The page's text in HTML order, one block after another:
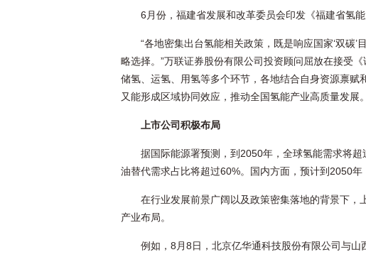
6月份，福建省发展和改革委员会印发《福建省氢
“各地密集出台氢能相关政策，既是响应国家‘双碳
略选择。”万联证券股份有限公司投资顾问屈放在接受
储氢、运氢、用氢等多个环节，各地结合自身资源禀赋
又能形成区域协同效应，推动全国氢能产业高质量发展。
上市公司积极布局
据国际能源署预测，到2050年，全球氢能需求将
油替代需求占比将超过60%。国内方面，预计到2050年
在行业发展前景广阔以及政策密集落地的背景下
产业布局。
例如，8月8日，北京亿华通科技股份有限公司与